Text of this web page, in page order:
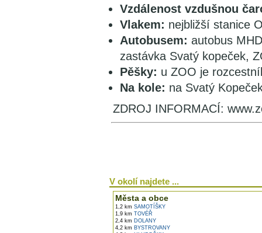
Vzdálenost vzdušnou
Vlakem: nejbližší stanice
Autobusem: autobus
zastávka Svatý kopeček,
Pěšky: u ZOO je
Na kole: na Svatý
ZDROJ INFORMACÍ:
V okolí najdete ...
Města a obce
1,2 km SAMOTÍŠKY
1,9 km TOVÉŘ
2,4 km DOLANY
4,2 km BYSTROVANY